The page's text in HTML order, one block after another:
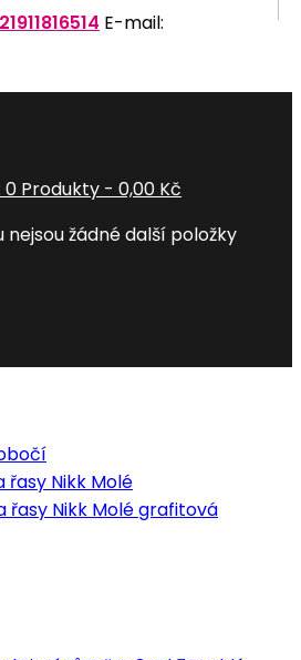
E-mail:
0 Produkty - 0,00 Kč
nejsou žádné další položky
řasy Nikk Molé
řasy Nikk Molé grafitová